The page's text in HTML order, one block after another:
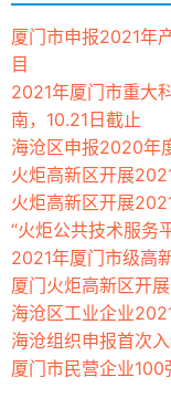
厦门市申报2021年
目
2021年厦门市重大
南，10.21日截止
海沧区申报2020年
火炬高新区开展
火炬高新区开展
“火炬公共技术服务
2021年厦门市级高
厦门火炬高新区开
海沧区工业企业
海沧组织申报首次
厦门市民营企业100